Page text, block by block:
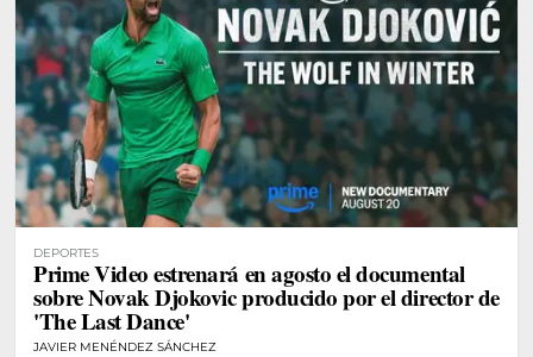
DEPORTES
Prime Video estrenará en agosto el documental
sobre Novak Djokovic producido por el director de
'The Last Dance'
JAVIER MENÉNDEZ SÁNCHEZ